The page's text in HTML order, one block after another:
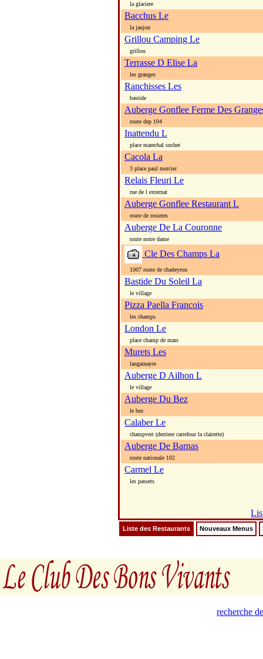
la glaciere
Bacchus Le
la jaujon
Grillou Camping Le
grillou
Terrasse D Elise La
les granges
Ranchisses Les
bastide
Auberge Gonflee Ferme Des
route dep 104
Inattendu L
place marechal suchet
Cacola La
3 place paul mercier
Relais Fleuri Le
rue de l externat
Auberge Gonflee Restaurant L
route de rosieres
Auberge De La Couronne
route notre dame
Cle Des Champs La
1007 route de chadeyron
Bastide Du Soleil La
le village
Pizza Paella Francois
les champs
London Le
place champ de mars
Murets Les
langarnayre
Auberge D Ailhon L
le village
Auberge Du Bez
le bez
Calaber Le
champvert (derriere carrefour la clairette)
Auberge De Barnas
route nationale 102
Carmel Le
les passets
Liste des Restaurants Nouveaux Menus
recherche